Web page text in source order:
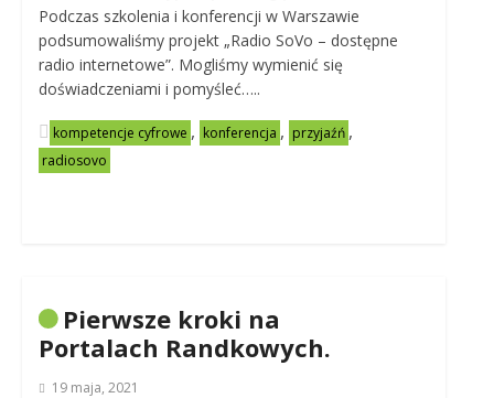
Podczas szkolenia i konferencji w Warszawie
podsumowaliśmy projekt „Radio SoVo – dostępne
radio internetowe”. Mogliśmy wymienić się
doświadczeniami i pomyśleć…..
kompetencje cyfrowe , konferencja , przyjaźń ,
radiosovo
Pierwsze kroki na
Portalach Randkowych.
19 maja, 2021